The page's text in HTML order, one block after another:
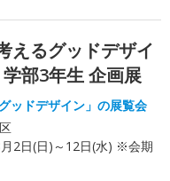
えるグッドデザイ
部3年生 企画展
ッドデザイン」の展覧会
2日(日)～12日(水) ※会期